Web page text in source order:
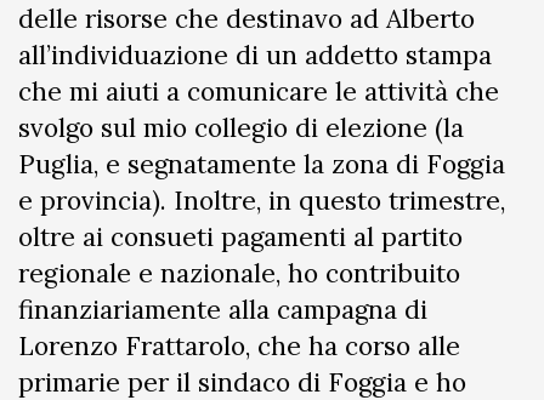
delle risorse che destinavo ad Alberto
all’individuazione di un addetto stampa
che mi aiuti a comunicare le attività che
svolgo sul mio collegio di elezione (la
Puglia, e segnatamente la zona di Foggia
e provincia). Inoltre, in questo trimestre,
oltre ai consueti pagamenti al partito
regionale e nazionale, ho contribuito
finanziariamente alla campagna di
Lorenzo Frattarolo, che ha corso alle
primarie per il sindaco di Foggia e ho